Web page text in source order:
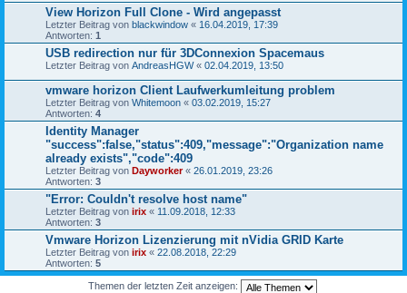
View Horizon Full Clone - Wird angepasst
Letzter Beitrag von blackwindow « 16.04.2019, 17:39
Antworten: 1
USB redirection nur für 3DConnexion Spacemaus
Letzter Beitrag von AndreasHGW« 02.04.2019, 13:50
vmware horizon Client Laufwerkumleitung problem
Letzter Beitrag von Whitemoon « 03.02.2019, 15:27
Antworten: 4
Identity Manager
"success":false,"status":409,"message":"Organization name
already exists","code":409
Letzter Beitrag von Dayworker« 26.01.2019, 23:26
Antworten: 3
"Error: Couldn't resolve host name"
Letzter Beitrag von irix « 11.09.2018, 12:33
Antworten: 3
Vmware Horizon Lizenzierung mit nVidia GRID Karte
Letzter Beitrag von irix « 22.08.2018, 22:29
Antworten: 5
Themen der letzten Zeit anzeigen: